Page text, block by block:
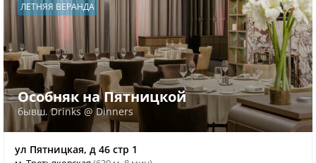
ЛЕТНЯЯ ВЕРАНДА
Особняк на Пятницкой
бывш. Drinks @ Dinners
ул Пятницкая, д 46 стр 1